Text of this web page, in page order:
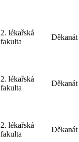
2. lékařská
fakulta
Děkanát
2. lékařská
fakulta
Děkanát
2. lékařská
fakulta
Děkanát